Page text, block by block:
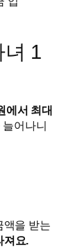
1
에서 최대
어나니
액을 받는
져요.